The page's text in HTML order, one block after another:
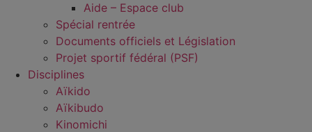
Aide – Espace club
Spécial rentrée
Documents officiels et Législation
Projet sportif fédéral (PSF)
Disciplines
Aïkido
Aïkibudo
Kinomichi